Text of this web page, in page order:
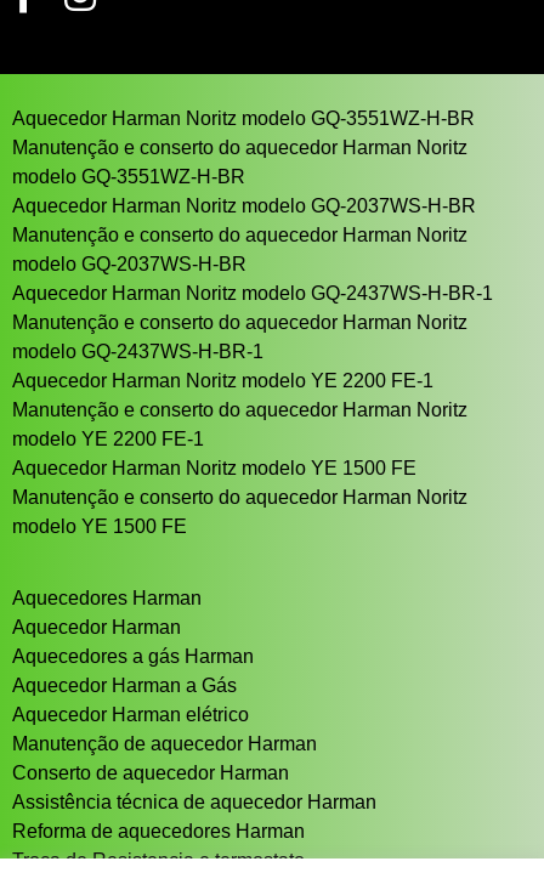
Aquecedor Harman Noritz modelo GQ-3551WZ-H-BR
Manutenção e conserto do aquecedor Harman Noritz
modelo GQ-3551WZ-H-BR
Aquecedor Harman Noritz modelo GQ-2037WS-H-BR
Manutenção e conserto do aquecedor Harman Noritz
modelo GQ-2037WS-H-BR
Aquecedor Harman Noritz modelo GQ-2437WS-H-BR-1
Manutenção e conserto do aquecedor Harman Noritz
modelo GQ-2437WS-H-BR-1
Aquecedor Harman Noritz modelo YE 2200 FE-1
Manutenção e conserto do aquecedor Harman Noritz
modelo YE 2200 FE-1
Aquecedor Harman Noritz modelo YE 1500 FE
Manutenção e conserto do aquecedor Harman Noritz
modelo YE 1500 FE
Aquecedores Harman
Aquecedor Harman
Aquecedores a gás Harman
Aquecedor Harman a Gás
Aquecedor Harman elétrico
Manutenção de aquecedor Harman
Conserto de aquecedor Harman
Assistência técnica de aquecedor Harman
Reforma de aquecedores Harman
Troca de Resistencia e termostato